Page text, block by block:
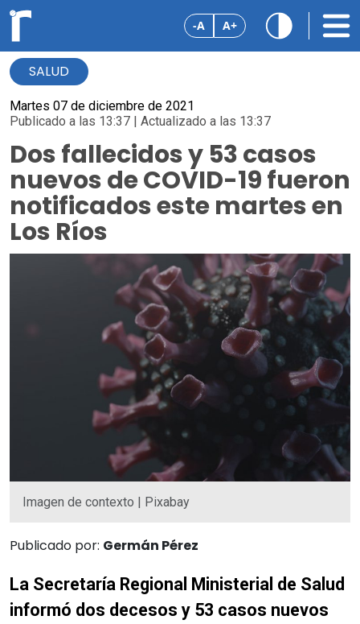
-A A+
SALUD
Martes 07 de diciembre de 2021
Publicado a las 13:37 | Actualizado a las 13:37
Dos fallecidos y 53 casos
nuevos de COVID-19 fueron
notificados este martes en
Los Ríos
Imagen de contexto | Pixabay
Publicado por: Germán Pérez
La Secretaría Regional Ministerial de Salud
informó dos decesos y 53 casos nuevos